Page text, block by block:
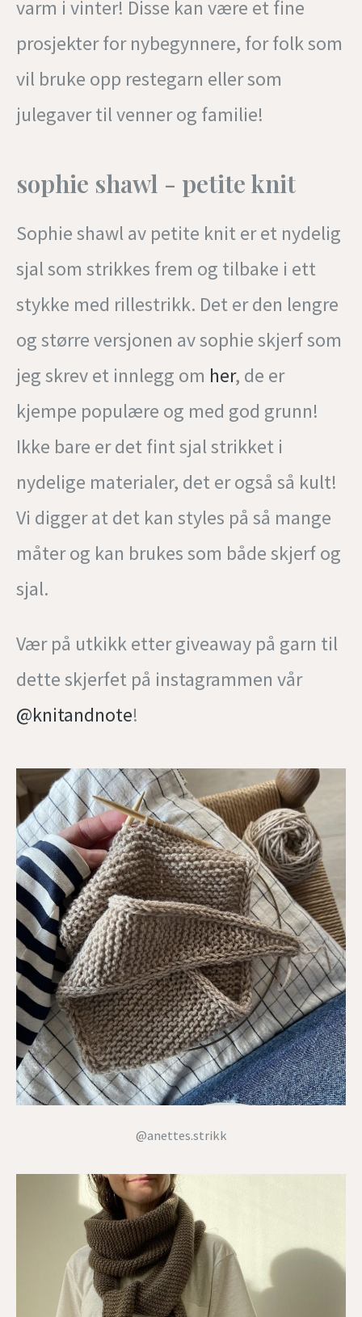
varm i vinter! Disse kan være et fine
prosjekter for nybegynnere, for folk som
vil bruke opp restegarn eller som
julegaver til venner og familie!
sophie shawl - petite knit
Sophie shawl av petite knit er et nydelig
sjal som strikkes frem og tilbake i ett
stykke med rillestrikk. Det er den lengre
og større versjonen av sophie skjerf som
jeg skrev et innlegg om her, de er
kjempe populære og med god grunn!
Ikke bare er det fint sjal strikket i
nydelige materialer, det er også så kult!
Vi digger at det kan styles på så mange
måter og kan brukes som både skjerf og
sjal.
Vær på utkikk etter giveaway på garn til
dette skjerfet på instagrammen vår
@knitandnote!
@anettes.strikk